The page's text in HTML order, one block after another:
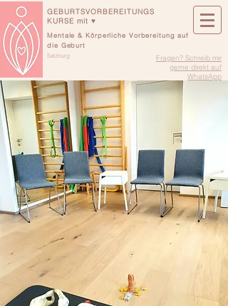
Mentale & Körperliche Vorbereitung auf
die Geburt
Salzburg
Fragen? Schreib mir
gerne direkt auf
WhatsApp
GEBURTSVORBEREITUNGS
KURSE mit ♥